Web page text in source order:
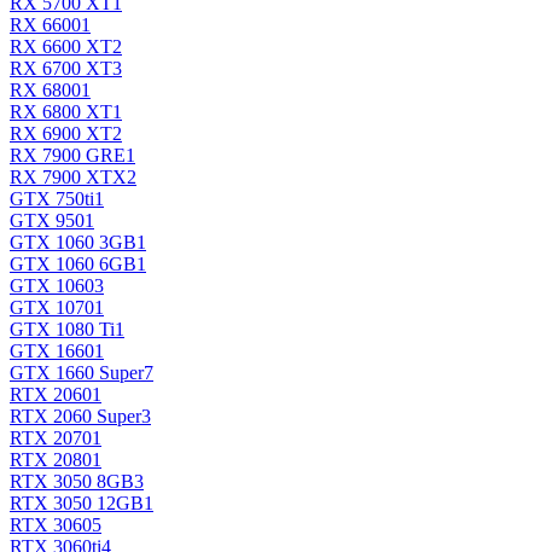
RX 66001
RX 6600 XT2
RX 6700 XT3
RX 68001
RX 6800 XT1
RX 6900 XT2
RX 7900 GRE1
RX 7900 XTX2
GTX 750ti1
GTX 9501
GTX 1060 3GB1
GTX 1060 6GB1
GTX 10603
GTX 10701
GTX 1080 Ti1
GTX 16601
GTX 1660 Super7
RTX 20601
RTX 2060 Super3
RTX 20701
RTX 20801
RTX 3050 8GB3
RTX 3050 12GB1
RTX 30605
RTX 3060ti4